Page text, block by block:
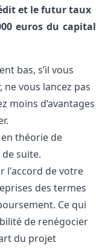
et le futur taux
euros du capital
bas, s’il vous
ne vous lancez pas
moins d’avantages
théorie de
suite.
l'accord de votre
des termes
Ce qui
de renégocier
du projet